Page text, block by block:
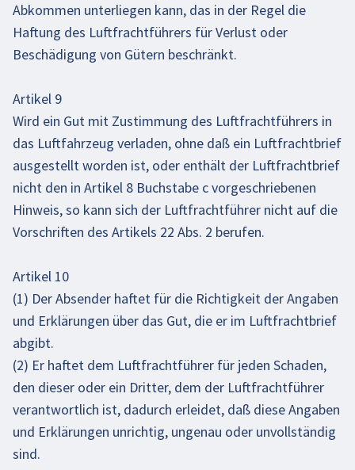
Abkommen unterliegen kann, das in der Regel die
Haftung des Luftfrachtführers für Verlust oder
Beschädigung von Gütern beschränkt.
Artikel 9
Wird ein Gut mit Zustimmung des Luftfrachtführers in
das Luftfahrzeug verladen, ohne daß ein Luftfrachtbrief
ausgestellt worden ist, oder enthält der Luftfrachtbrief
nicht den in Artikel 8 Buchstabe c vorgeschriebenen
Hinweis, so kann sich der Luftfrachtführer nicht auf die
Vorschriften des Artikels 22 Abs. 2 berufen.
Artikel 10
(1) Der Absender haftet für die Richtigkeit der Angaben
und Erklärungen über das Gut, die er im Luftfrachtbrief
abgibt.
(2) Er haftet dem Luftfrachtführer für jeden Schaden,
den dieser oder ein Dritter, dem der Luftfrachtführer
verantwortlich ist, dadurch erleidet, daß diese Angaben
und Erklärungen unrichtig, ungenau oder unvollständig
sind.